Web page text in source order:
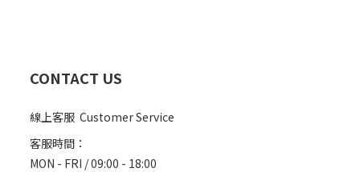
CONTACT US
線上客服 Customer Service
客服時間：
MON - FRI / 09:00 - 18:00